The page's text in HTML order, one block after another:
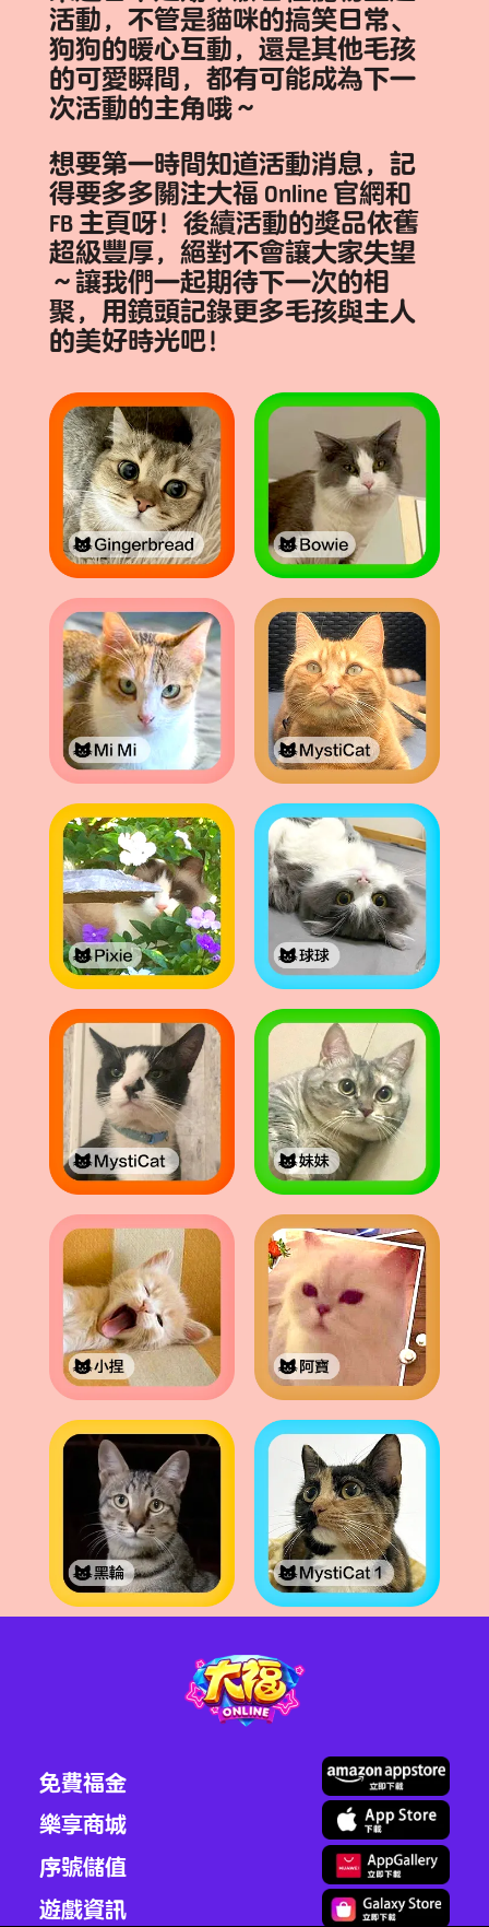
活動，不管是貓咪的搞笑日常、
狗狗的暖心互動，還是其他毛孩
的可愛瞬間，都有可能成為下一
次活動的主角哦～
想要第一時間知道活動消息，記
得要多多關注大福 Online 官網和
FB 主頁呀！後續活動的獎品依舊
超級豐厚，絕對不會讓大家失望
～讓我們一起期待下一次的相
聚，用鏡頭記錄更多毛孩與主人
的美好時光吧！
免費福金
樂享商城
序號儲值
遊戲資訊